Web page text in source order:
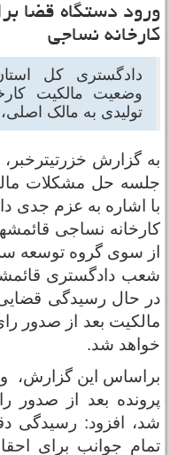
دستگاه قضا
نساجی
دادگستری کل استان
وضعیت مالکیت
تولیدی به مالک
گزارش خزرتیترخبر،
حل مشکلات
اشاره به عزم جدی
نساجی
سوی گروه توسعه
دادگستری
حال رسیدگی قضایی
بعد از صدور
شد.
این گزارش، وی
بعد از صدور
افزود: رسیدگی
جوانب برای